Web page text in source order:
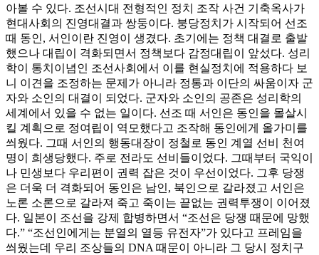
아볼 수 있다. 조선시대 전형적인 정치 조작 사건 기축옥사가
현대사회의 진영대결과 쌍둥이다. 붕당정치가 시작되어 선조
때 동인, 서인이란 진영이 생겼다. 초기에는 정책 대결로 출발
했으나 대립이 격화되면서 정책보다 감정대립이 앞섰다. 성리
학이 통치이념인 조선사회에서 이를 현실정치에 적용하다 보
니 이견을 조정하는 문제가 아니라 정통과 이단의 싸움이자 군
자와 소인의 대결이 되었다. 군자와 소인의 공존은 성리학의
세계에서 있을 수 없는 일이다. 선조 때 서인은 동인을 몰살시
킬 계획으로 정여립이 역모했다고 조작해 동인에게 올가미를
씌웠다. 그때 서인의 행동대장이 정철로 동인 계열 선비 천여
명이 희생당했다. 주로 전라도 선비들이었다. 그때부터 국익이
나 민생보다 우리편이 권력 잡은 것이 우선이었다. 그후 당쟁
은 더욱 더 격화되어 동인은 남인, 북인으로 갈라졌고 서인은
노론 소론으로 갈라져 죽고 죽이는 끝없는 권력투쟁이 이어졌
다. 일본이 조선을 강제 합병하면서 “조선은 당쟁 때문에 망했
다.” “조선인에게는 분열의 열등 유전자”가 있다고 프레임을
씌웠는데 우리 조상들의 DNA 때문이 아니라 그 당시 정치구